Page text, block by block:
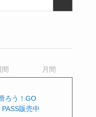
間 月間
ろう！GO
販売中